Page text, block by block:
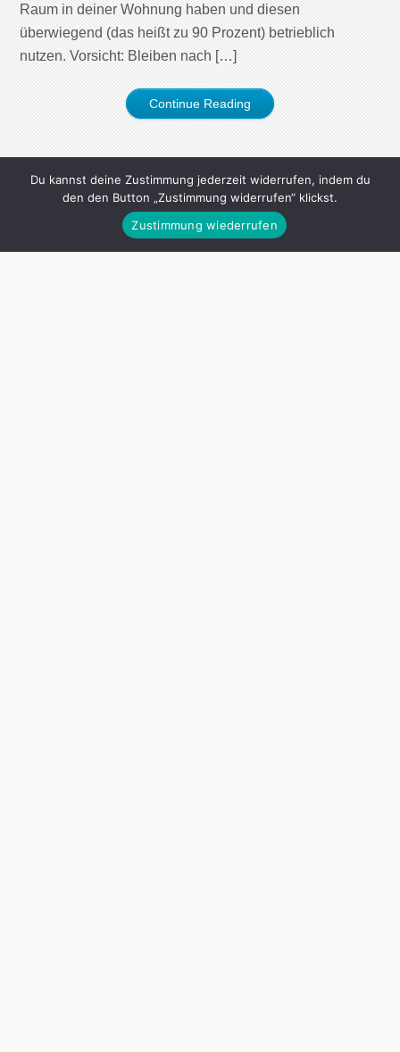
Raum in deiner Wohnung haben und diesen
überwiegend (das heißt zu 90 Prozent) betrieblich
nutzen. Vorsicht: Bleiben nach […]
Continue Reading
Du kannst deine Zustimmung jederzeit widerrufen, indem du
den den Button „Zustimmung widerrufen“ klickst.
Zustimmung wiederrufen